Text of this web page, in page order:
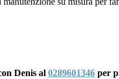
Denis al 0289601346 per